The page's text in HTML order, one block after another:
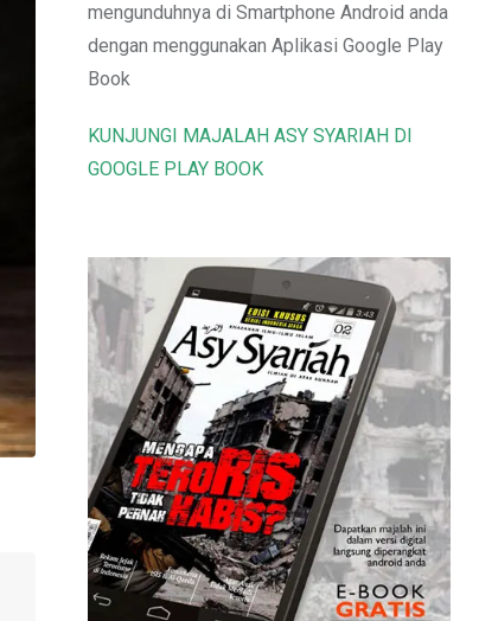
mengunduhnya di Smartphone Android anda
dengan menggunakan Aplikasi Google Play
Book
KUNJUNGI MAJALAH ASY SYARIAH DI
GOOGLE PLAY BOOK